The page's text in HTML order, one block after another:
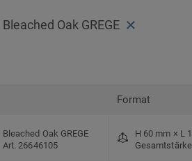
Bleached Oak GREGE
Format
Bleached Oak GREGE
Art. 26646105
H 60 mm × L